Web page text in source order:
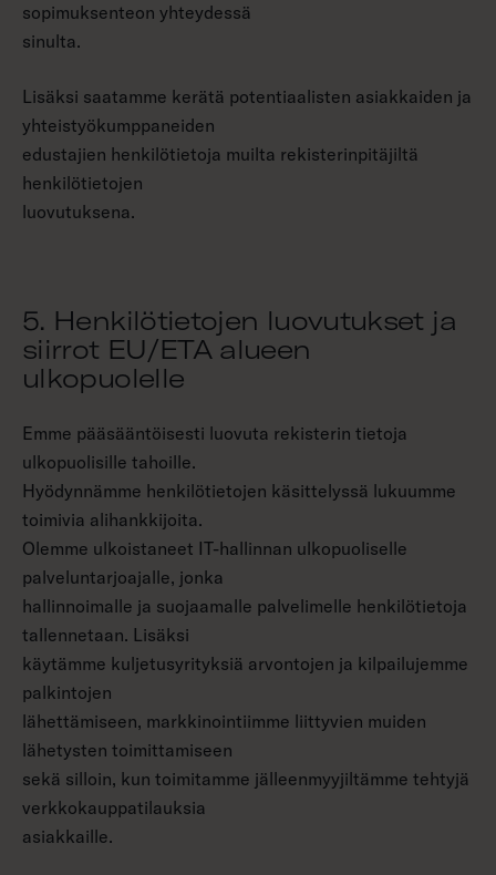
sopimuksenteon yhteydessä
sinulta.
Lisäksi saatamme kerätä potentiaalisten asiakkaiden ja
yhteistyökumppaneiden
edustajien henkilötietoja muilta rekisterinpitäjiltä
henkilötietojen
luovutuksena.
5. Henkilötietojen luovutukset ja
siirrot EU/ETA alueen
ulkopuolelle
Emme pääsääntöisesti luovuta rekisterin tietoja
ulkopuolisille tahoille.
Hyödynnämme henkilötietojen käsittelyssä lukuumme
toimivia alihankkijoita.
Olemme ulkoistaneet IT-hallinnan ulkopuoliselle
palveluntarjoajalle, jonka
hallinnoimalle ja suojaamalle palvelimelle henkilötietoja
tallennetaan. Lisäksi
käytämme kuljetusyrityksiä arvontojen ja kilpailujemme
palkintojen
lähettämiseen, markkinointiimme liittyvien muiden
lähetysten toimittamiseen
sekä silloin, kun toimitamme jälleenmyyjiltämme tehtyjä
verkkokauppatilauksia
asiakkaille.